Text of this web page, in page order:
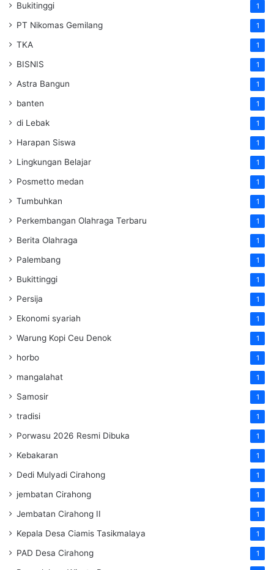
Bukitinggi 1
PT Nikomas Gemilang 1
TKA 1
BISNIS 1
Astra Bangun 1
banten 1
di Lebak 1
Harapan Siswa 1
Lingkungan Belajar 1
Posmetto medan 1
Tumbuhkan 1
Perkembangan Olahraga Terbaru 1
Berita Olahraga 1
Palembang 1
Bukittinggi 1
Persija 1
Ekonomi syariah 1
Warung Kopi Ceu Denok 1
horbo 1
mangalahat 1
Samosir 1
tradisi 1
Porwasu 2026 Resmi Dibuka 1
Kebakaran 1
Dedi Mulyadi Cirahong 1
jembatan Cirahong 1
Jembatan Cirahong II 1
Kepala Desa Ciamis Tasikmalaya 1
PAD Desa Cirahong 1